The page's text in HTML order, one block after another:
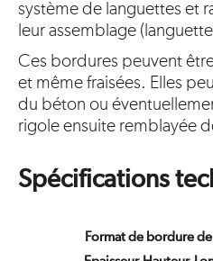
système de languettes et
leur assemblage
Ces bordures peuvent
et même fraisées. Elles
du béton ou
rigole ensuite remblayée
Spécifications
Format de bordure